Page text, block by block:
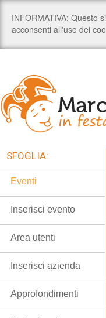
SFOGLIA:
Eventi
Inserisci evento
Area utenti
Inserisci azienda
Approfondimenti